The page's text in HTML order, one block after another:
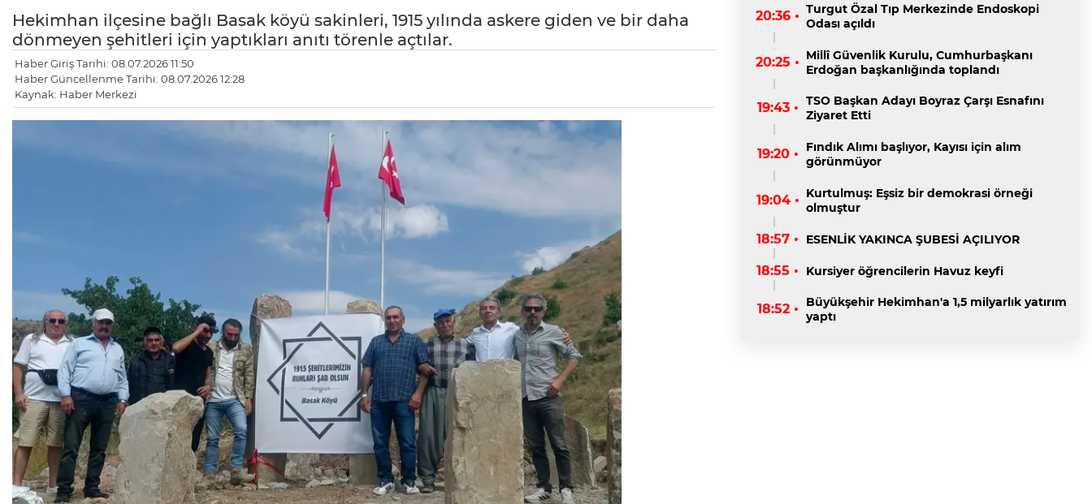
Hekimhan ilçesine bağlı Basak köyü sakinleri, 1915 yılında askere giden ve bir daha
dönmeyen şehitleri için yaptıkları anıtı törenle açtılar.
Haber Giriş Tarihi: 08.07.2026 11:50
Haber Güncellenme Tarihi: 08.07.2026 12:28
Kaynak: Haber Merkezi
20:36 • Turgut Özal Tıp Merkezinde Endoskopi
Odası açıldı
20:25 • Millî Güvenlik Kurulu, Cumhurbaşkanı
Erdoğan başkanlığında toplandı
19:43 • TSO Başkan Adayı Boyraz Çarşı Esnafını
Ziyaret Etti
19:20 •
Fındık Alımı başlıyor, Kayısı için alım
görünmüyor
19:04 • Kurtulmuş: Eşsiz bir demokrasi örneği
olmuştur
18:57 • ESENLİK YAKINCA ŞUBESİ AÇILIYOR
18:55 • Kursiyer öğrencilerin Havuz keyfi
18:52 •
Büyükşehir Hekimhan'a 1,5 milyarlık yatırım
yaptı